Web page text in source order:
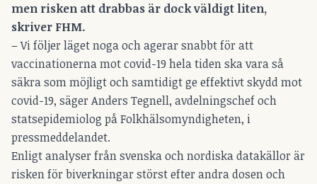
men risken att drabbas är dock väldigt liten,
skriver FHM.
– Vi följer läget noga och agerar snabbt för att
vaccinationerna mot covid-19 hela tiden ska vara så
säkra som möjligt och samtidigt ge effektivt skydd mot
covid-19, säger Anders Tegnell, avdelningschef och
statsepidemiolog på Folkhälsomyndigheten, i
pressmeddelandet.
Enligt analyser från svenska och nordiska datakällor är
risken för biverkningar störst efter andra dosen och